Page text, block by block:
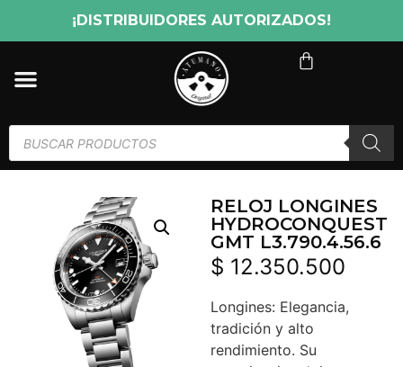
¡DISTRIBUIDORES AUTORIZADOS!
RELOJ LONGINES
HYDROCONQUEST
GMT L3.790.4.56.6
$ 12.350.500
Longines: Elegancia,
tradición y alto
rendimiento. Su